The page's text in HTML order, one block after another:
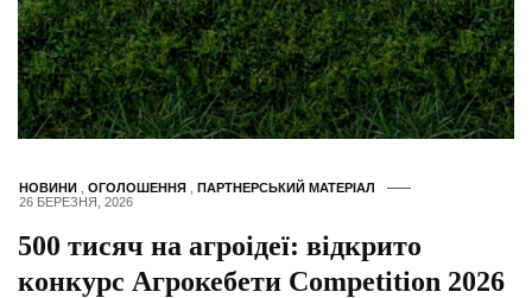
НОВИНИ ОГОЛОШЕННЯ
ПАРТНЕРСЬКИЙ МАТЕРІАЛ
26 БЕРЕЗНЯ, 2026
500 тисяч на агроідеї: відкрито
конкурс Агрокебети Competition 2026